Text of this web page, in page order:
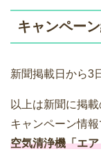
キャンペー
新聞掲載日から3
以上は新聞に掲
キャンペーン情報
空気清浄機「エ